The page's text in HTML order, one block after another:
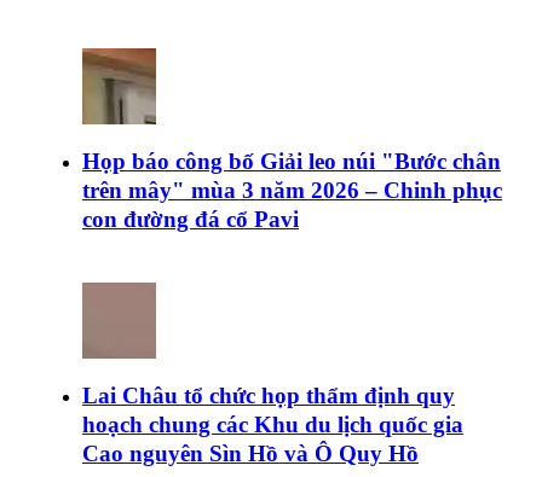
Họp báo công bố Giải leo núi "Bước chân
trên mây" mùa 3 năm 2026 – Chinh phục
con đường đá cổ Pavi
Lai Châu tổ chức họp thẩm định quy
hoạch chung các Khu du lịch quốc gia
Cao nguyên Sìn Hồ và Ô Quy Hồ